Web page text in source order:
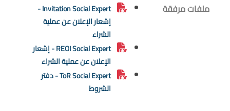
ملفات مرفقة
Invitation Social Expert -
إشعار الإعلان عن عملية
الشراء
REOI Social Expert - إشعار
الإعلان عن عملية الشراء
ToR Social Expert - دفتر
الشروط